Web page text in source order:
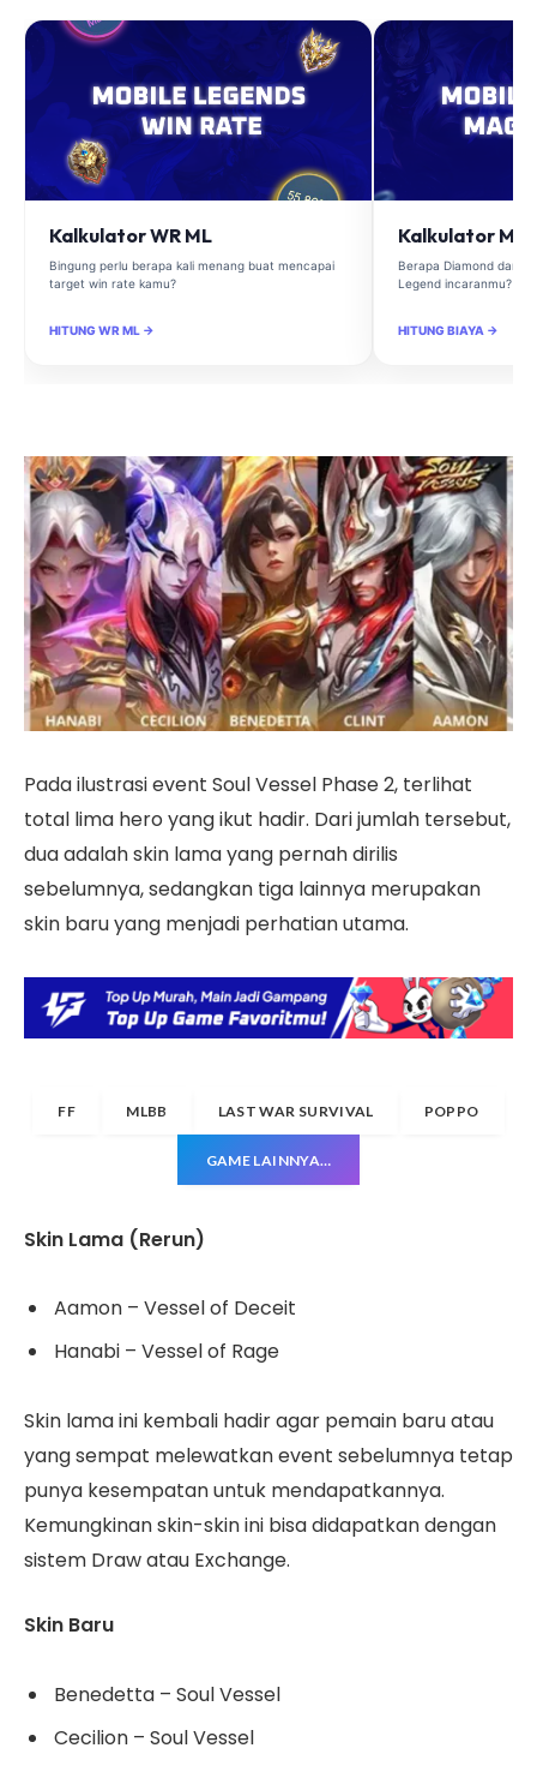
Kalkulator WR ML
Bingung perlu berapa kali menang buat mencapai
target win rate kamu?
HITUNG WR ML →
Kalkulator
Berapa Diamond dan
Legend incaranmu?
HITUNG BIAYA →
Pada ilustrasi event Soul Vessel Phase 2, terlihat
total lima hero yang ikut hadir. Dari jumlah tersebut,
dua adalah skin lama yang pernah dirilis
sebelumnya, sedangkan tiga lainnya merupakan
skin baru yang menjadi perhatian utama.
FF MLBB LAST WAR SURVIVAL POPPO
GAME LAINNYA…
Skin Lama (Rerun)
Aamon – Vessel of Deceit
Hanabi – Vessel of Rage
Skin lama ini kembali hadir agar pemain baru atau
yang sempat melewatkan event sebelumnya tetap
punya kesempatan untuk mendapatkannya.
Kemungkinan skin-skin ini bisa didapatkan dengan
sistem Draw atau Exchange.
Skin Baru
Benedetta – Soul Vessel
Cecilion – Soul Vessel